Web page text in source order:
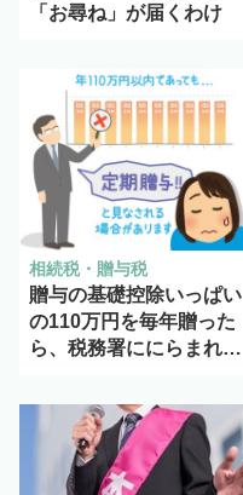
「お尋ね」が届くわけ
相続税・贈与税
贈与の基礎控除いっぱい
の110万円を毎年贈った
ら、税務署ににらまれ